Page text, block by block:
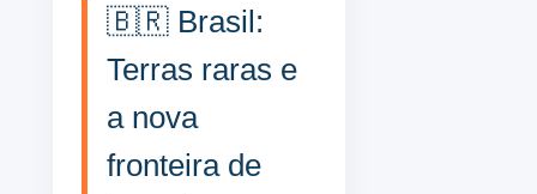
🇧🇷 Brasil:
Terras raras e
a nova
fronteira de